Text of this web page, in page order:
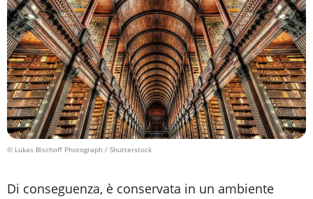
© Lukas Bischoff Photograph / Shutterstock
Di conseguenza, è conservata in un ambiente